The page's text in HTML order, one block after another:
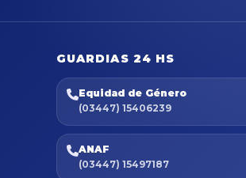
GUARDIAS 24 HS
Equidad de Género
(03447) 15406239
ANAF
(03447) 15497187